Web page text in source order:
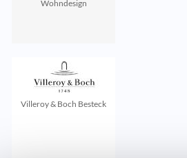
Wohndesign
Villeroy & Boch Besteck